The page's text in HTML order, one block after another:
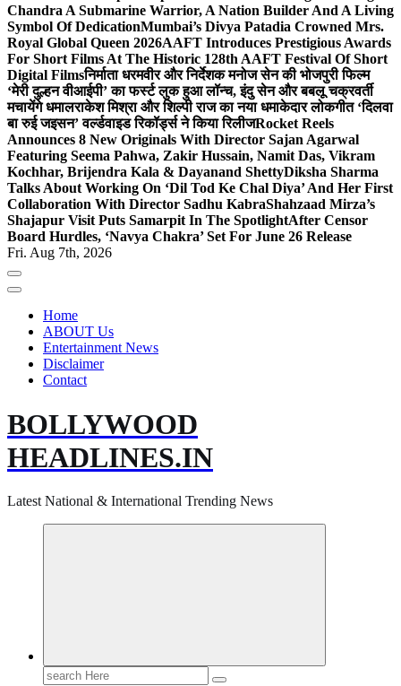
Chandra A Submarine Warrior, A Nation Builder And A Living
Symbol Of DedicationMumbai’s Divya Patadia Crowned Mrs.
Royal Global Queen 2026AAFT Introduces Prestigious Awards
For Short Films At The Historic 128th AAFT Festival Of Short
Digital Filmsनिर्माता धरमवीर और निर्देशक मनोज सेन की भोजपुरी फिल्म
‘मेरी दुल्हन वीआईपी’ का फर्स्ट लुक हुआ लॉन्च, इंदु सेन और बबलू चक्रवर्ती
मचायेंगे धमालराकेश मिश्रा और शिल्पी राज का नया धमाकेदार लोकगीत ‘दिलवा
बा रुई जइसन’ वर्ल्डवाइड रिकॉर्ड्स ने किया रिलीजRocket Reels
Announces 8 New Originals With Director Sajan Agarwal
Featuring Seema Pahwa, Zakir Hussain, Namit Das, Vikram
Kochhar, Brijendra Kala & Dayanand ShettyDiksha Sharma
Talks About Working On ‘Dil Tod Ke Chal Diya’ And Her First
Collaboration With Director Sadhu KabraShahzaad Mirza’s
Shajapur Visit Puts Samarpit In The SpotlightAfter Censor
Board Hurdles, ‘Navya Chakra’ Set For June 26 Release
Fri. Aug 7th, 2026
Home
ABOUT Us
Entertainment News
Disclaimer
Contact
BOLLYWOOD
HEADLINES.IN
Latest National & International Trending News
Search